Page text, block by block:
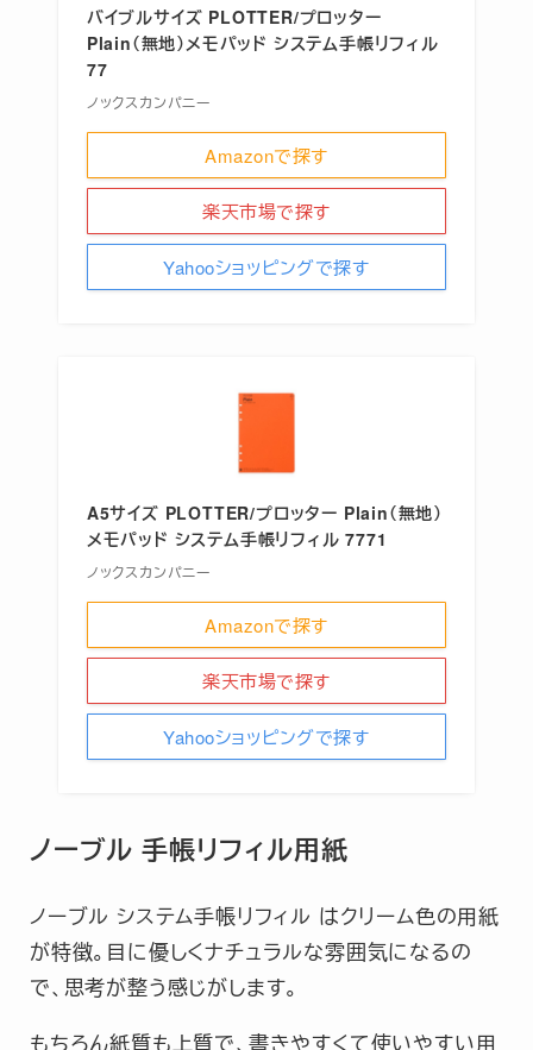
バイブルサイズ PLOTTER/プロッター
Plain（無地）メモパッド システム手帳リフィル
77
ノックスカンパニー
Amazonで探す
楽天市場で探す
Yahooショッピングで探す
A5サイズ PLOTTER/プロッター Plain（無地）
メモパッド システム手帳リフィル 7771
ノックスカンパニー
Amazonで探す
楽天市場で探す
Yahooショッピングで探す
ノーブル 手帳リフィル用紙
ノーブル システム手帳リフィル はクリーム色の用紙
が特徴。目に優しくナチュラルな雰囲気になるの
で、思考が整う感じがします。
もちろん紙質も上質で、書きやすくて使いやすい用